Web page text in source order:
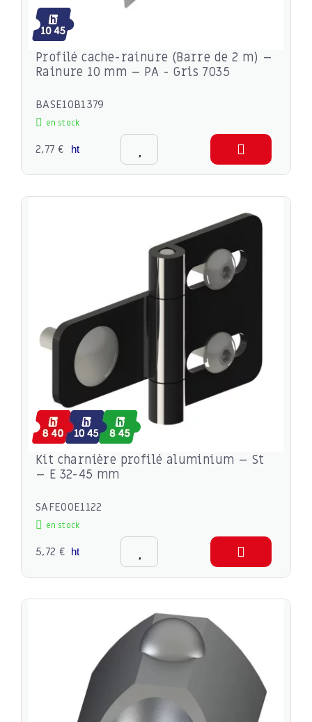
Profilé cache-rainure (Barre de 2 m) –
Rainure 10 mm – PA - Gris 7035
BASE10B1379
en stock
2,77 € ht
Kit charnière profilé aluminium – St
– E 32-45 mm
SAFE00E1122
en stock
5,72 € ht